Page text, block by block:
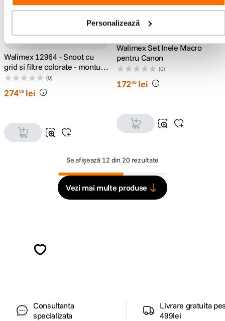
Personalizează
Walimex 12964 - Snoot cu
grid si filtre colorate - montura
Bowens
(0)
27400 lei
Walimex Set Inele Macro
pentru Canon
(0)
17200 lei
Se afișează 12 din 20 rezultate
Vezi mai multe produse
Consultanta
specializata
Livrare gratuita
499lei